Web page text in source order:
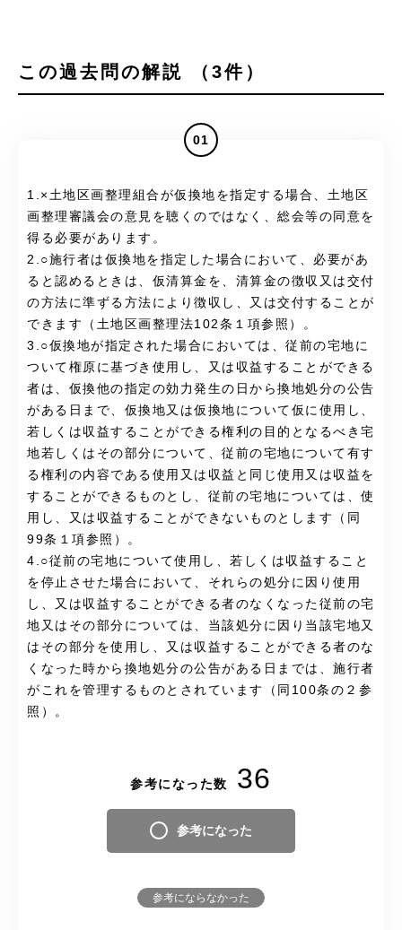
この過去問の解説 （3件）
01
1.×土地区画整理組合が仮換地を指定する場合、土地区
画整理審議会の意見を聴くのではなく、総会等の同意を
得る必要があります。
2.○施行者は仮換地を指定した場合において、必要があ
ると認めるときは、仮清算金を、清算金の徴収又は交付
の方法に準ずる方法により徴収し、又は交付することが
できます（土地区画整理法102条１項参照）。
3.○仮換地が指定された場合においては、従前の宅地に
ついて権原に基づき使用し、又は収益することができる
者は、仮換他の指定の効力発生の日から換地処分の公告
がある日まで、仮換地又は仮換地について仮に使用し、
若しくは収益することができる権利の目的となるべき宅
地若しくはその部分について、従前の宅地について有す
る権利の内容である使用又は収益と同じ使用又は収益を
することができるものとし、従前の宅地については、使
用し、又は収益することができないものとします（同
99条１項参照）。
4.○従前の宅地について使用し、若しくは収益すること
を停止させた場合において、それらの処分に因り使用
し、又は収益することができる者のなくなった従前の宅
地又はその部分については、当該処分に因り当該宅地又
はその部分を使用し、又は収益することができる者のな
くなった時から換地処分の公告がある日までは、施行者
がこれを管理するものとされています（同100条の２参
照）。
参考になった数 36
参考になった
参考にならなかった